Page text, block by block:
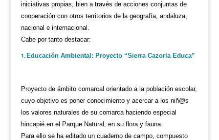
iniciativas propias, bien a través de acciones conjuntas de
cooperación con otros territorios de la geografía, andaluza,
nacional e internacional.
Cabe por tanto destacar:
Educación Ambiental: Proyecto “Sierra Cazorla Educa”
Proyecto de ámbito comarcal orientado a la población escolar,
cuyo objetivo es poner conocimiento y acercar a los niñ@s
los valores naturales de su comarca haciendo especial
hincapié en el Parque Natural, en su flora y fauna.
Para ello se ha editado un cuaderno de campo, compuesto